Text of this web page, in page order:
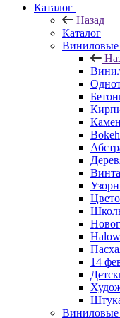
Каталог
Назад
Каталог
Виниловые
Bokeh
14
Виниловые